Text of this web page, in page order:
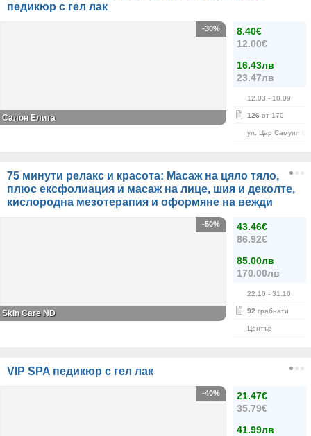
педикюр с гел лак
8.40€
12.00€
16.43лв
23.47лв
12.03 - 10.09
126 от 170
ул. Цар Самуил 84
-30%
Салон Елита
75 минути релакс и красота: Масаж на цяло тяло,
плюс ексфолиация и масаж на лице, шия и деколте,
кислородна мезотерапия и оформяне на вежди
43.46€
86.92€
85.00лв
170.00лв
22.10 - 31.10
92 грабнати
Център
-50%
Skin Care ND
VIP SPA педикюр с гел лак
21.47€
35.79€
41.99лв
-40%